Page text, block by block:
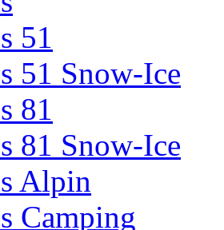
51
51 Snow-Ice
81
81 Snow-Ice
Alpin
Camping